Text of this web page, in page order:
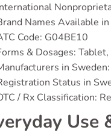
Names Available
Code: G04BE10
& Dosages:
in
Status in
/ Rx Classification:
Use